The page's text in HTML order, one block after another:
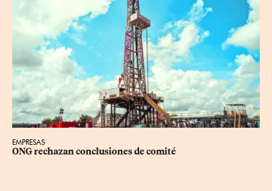
EMPRESAS
ONG rechazan conclusiones de comité